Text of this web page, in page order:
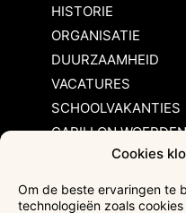
Cookies
Om de beste ervaringen te
technologieën zoals
HISTORIE
ORGANISATIE
DUURZAAMHEID
VACATURES
SCHOOLVAKANTIES
CARILLON